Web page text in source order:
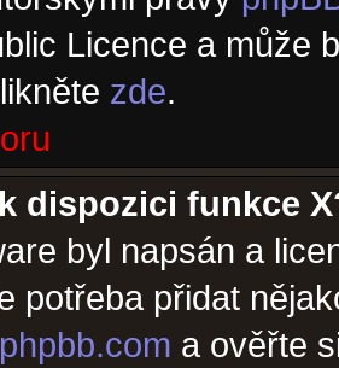
Licence a může
zde.
dispozici funkce
byl napsán a
potřeba přidat
a ověřte